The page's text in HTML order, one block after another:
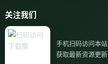
关注我们
手机扫码访问本站
获取最新资源更新